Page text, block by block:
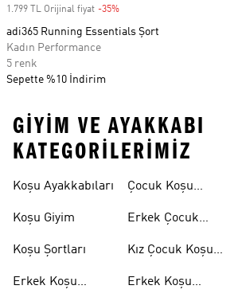
1.799 TL Orijinal fiyat -35%
adi365 Running Essentials Şort
Kadın Performance
5 renk
Sepette %10 İndirim
GIYIM VE AYAKKABI
KATEGORILERIMIZ
Koşu Ayakkabıları
Koşu Giyim
Koşu Şortları
Erkek Koşu
Çocuk Koşu
Erkek Çocuk
Kız Çocuk Koşu
Erkek Koşu